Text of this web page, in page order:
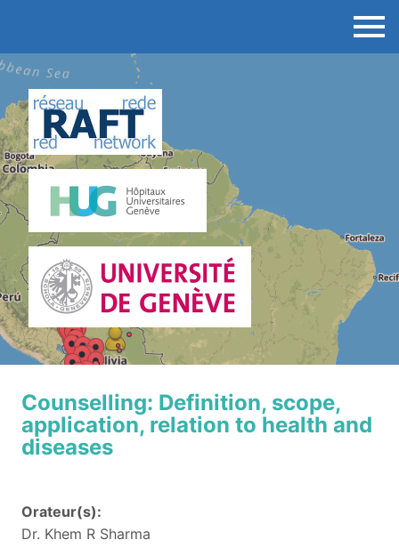
Counselling: Definition, scope,
application, relation to health and
diseases
Orateur(s):
Dr. Khem R Sharma